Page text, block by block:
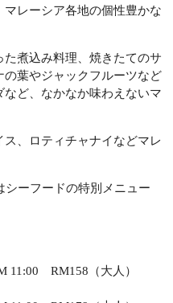
レーシア各地の個性豊かな
煮込み料理、焼きたてのサ
葉やジャックフルーツなど
ど、なかなか味わえないマ
、ロティチャナイなどマレ
シーフードの特別メニュー
11:00 RM158（大人）